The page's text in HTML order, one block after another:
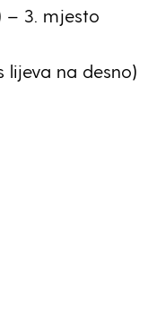
– 3. mjesto
lijeva na desno)